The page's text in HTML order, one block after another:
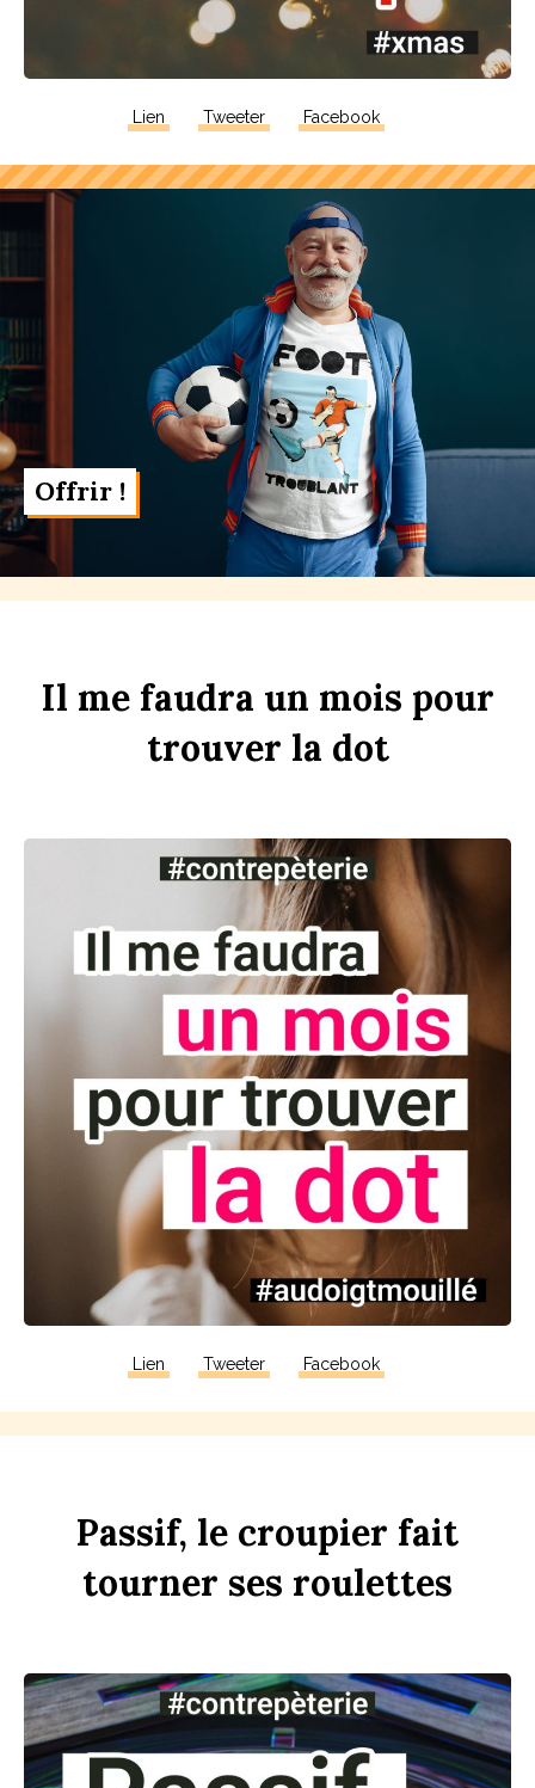
Lien Tweeter Facebook
Offrir !
Il me faudra un mois pour
trouver la dot
Lien Tweeter Facebook
Passif, le croupier fait
tourner ses roulettes